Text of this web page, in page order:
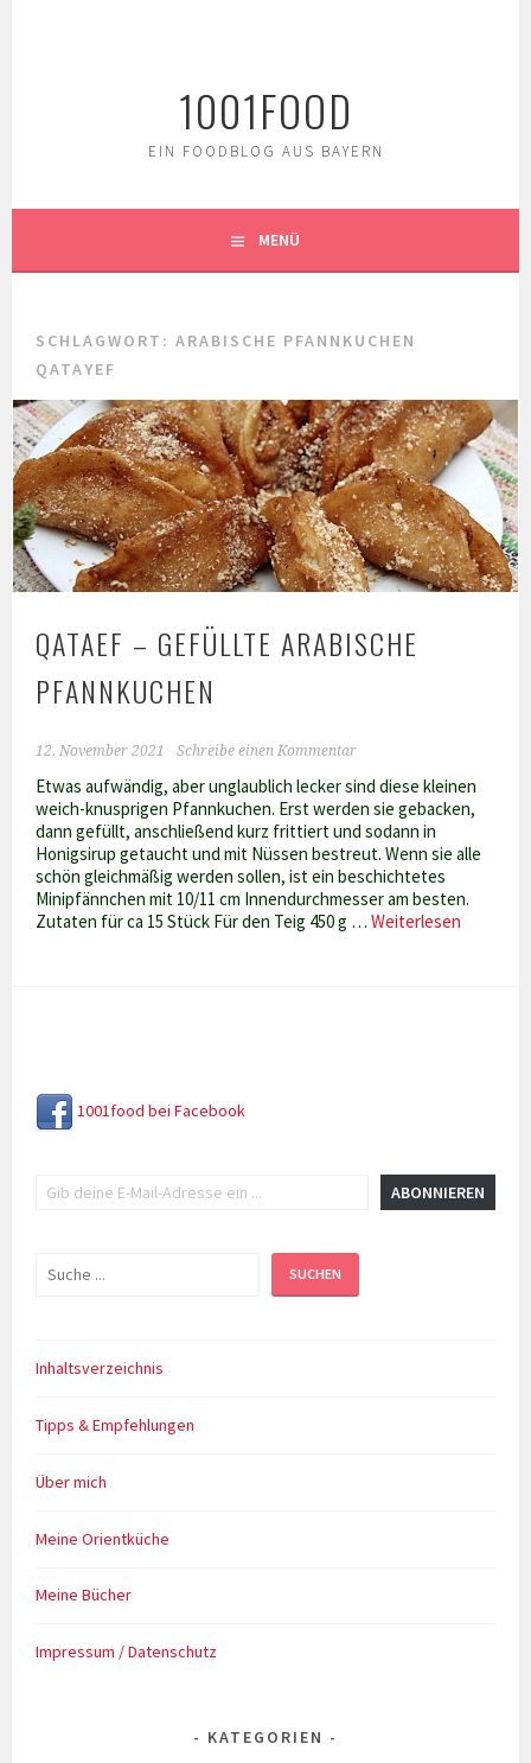
1001FOOD
EIN FOODBLOG AUS BAYERN
MENÜ
SCHLAGWORT:ARABISCHE PFANNKUCHEN
QATAYEF
QATAEF – GEFÜLLTE ARABISCHE
PFANNKUCHEN
12. November 2021 Schreibe einen Kommentar
Etwas aufwändig, aber unglaublich lecker sind diese kleinen
weich-knusprigen Pfannkuchen. Erst werden sie gebacken,
dann gefüllt, anschließend kurz frittiert und sodann in
Honigsirup getaucht und mit Nüssen bestreut. Wenn sie alle
schön gleichmäßig werden sollen, ist ein beschichtetes
Minipfännchen mit 10/11 cm Innendurchmesser am besten.
Zutaten für ca 15 Stück Für den Teig 450 g …Weiterlesen
1001food bei Facebook
ABONNIEREN
Suchen SUCHEN
Inhaltsverzeichnis
Tipps & Empfehlungen
Über mich
Meine Orientküche
Meine Bücher
Impressum / Datenschutz
KATEGORIEN